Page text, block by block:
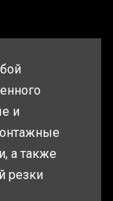
и
а также
резки